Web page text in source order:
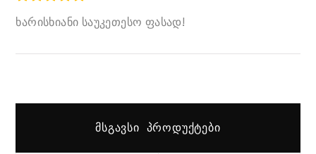
ხარისხიანი საუკეთესო ფასად!
ᲛᲡᲒᲐᲕᲡᲘ ᲞᲠᲝᲓᲣᲥᲢᲔᲑᲘ